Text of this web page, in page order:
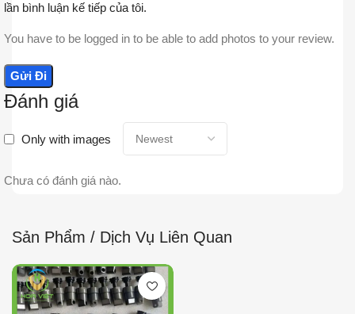
Đánh giá
Only with images
Chưa có đánh giá nào.
lần bình luận kế tiếp của tôi.
You have to be logged in to be able to add photos to your review.
Sản Phẩm / Dịch Vụ Liên Quan